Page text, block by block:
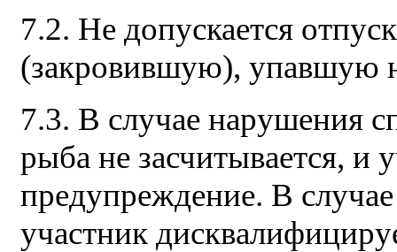
7.2. Не допускается
(закровившую), упавшую
7.3. В случае нарушения
рыба не засчитывается, и
предупреждение. В
участник